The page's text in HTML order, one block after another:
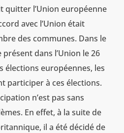
quitter l’Union européenne
avec l’Union était
des communes. Dans le
dans l’Union le 26
élections européennes, les
participer à ces élections.
n’est pas sans
En effet, à la suite de
il a été décidé de